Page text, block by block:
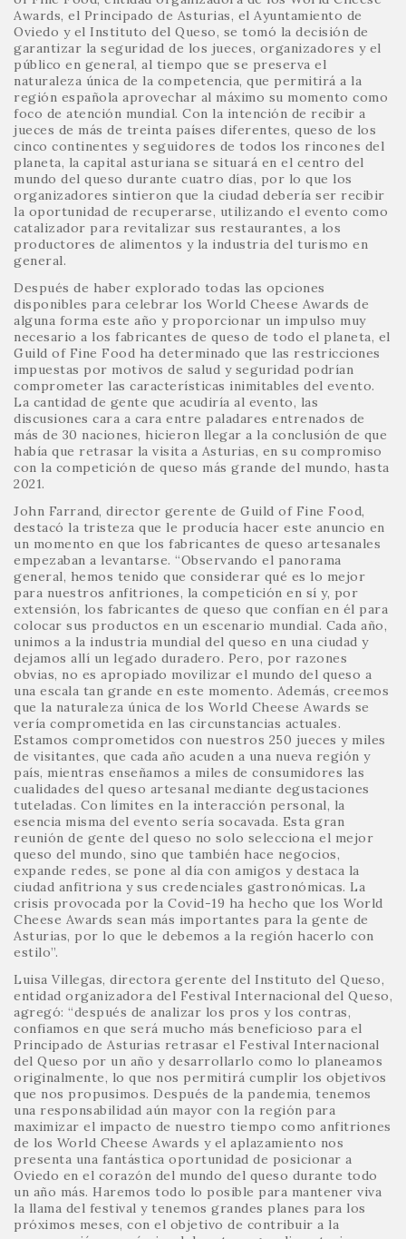
Awards, el Principado de Asturias, el Ayuntamiento de
Oviedo y el Instituto del Queso, se tomó la decisión de
garantizar la seguridad de los jueces, organizadores y el
público en general, al tiempo que se preserva el
naturaleza única de la competencia, que permitirá a la
región española aprovechar al máximo su momento como
foco de atención mundial. Con la intención de recibir a
jueces de más de treinta países diferentes, queso de los
cinco continentes y seguidores de todos los rincones del
planeta, la capital asturiana se situará en el centro del
mundo del queso durante cuatro días, por lo que los
organizadores sintieron que la ciudad debería ser recibir
la oportunidad de recuperarse, utilizando el evento como
catalizador para revitalizar sus restaurantes, a los
productores de alimentos y la industria del turismo en
general.
Después de haber explorado todas las opciones
disponibles para celebrar los World Cheese Awards de
alguna forma este año y proporcionar un impulso muy
necesario a los fabricantes de queso de todo el planeta, el
Guild of Fine Food ha determinado que las restricciones
impuestas por motivos de salud y seguridad podrían
comprometer las características inimitables del evento.
La cantidad de gente que acudiría al evento, las
discusiones cara a cara entre paladares entrenados de
más de 30 naciones, hicieron llegar a la conclusión de que
había que retrasar la visita a Asturias, en su compromiso
con la competición de queso más grande del mundo, hasta
2021.
John Farrand, director gerente de Guild of Fine Food,
destacó la tristeza que le producía hacer este anuncio en
un momento en que los fabricantes de queso artesanales
empezaban a levantarse. “Observando el panorama
general, hemos tenido que considerar qué es lo mejor
para nuestros anfitriones, la competición en sí y, por
extensión, los fabricantes de queso que confían en él para
colocar sus productos en un escenario mundial. Cada año,
unimos a la industria mundial del queso en una ciudad y
dejamos allí un legado duradero. Pero, por razones
obvias, no es apropiado movilizar el mundo del queso a
una escala tan grande en este momento. Además, creemos
que la naturaleza única de los World Cheese Awards se
vería comprometida en las circunstancias actuales.
Estamos comprometidos con nuestros 250 jueces y miles
de visitantes, que cada año acuden a una nueva región y
país, mientras enseñamos a miles de consumidores las
cualidades del queso artesanal mediante degustaciones
tuteladas. Con límites en la interacción personal, la
esencia misma del evento sería socavada. Esta gran
reunión de gente del queso no solo selecciona el mejor
queso del mundo, sino que también hace negocios,
expande redes, se pone al día con amigos y destaca la
ciudad anfitriona y sus credenciales gastronómicas. La
crisis provocada por la Covid-19 ha hecho que los World
Cheese Awards sean más importantes para la gente de
Asturias, por lo que le debemos a la región hacerlo con
estilo”.
Luisa Villegas, directora gerente del Instituto del Queso,
entidad organizadora del Festival Internacional del Queso,
agregó: “después de analizar los pros y los contras,
confiamos en que será mucho más beneficioso para el
Principado de Asturias retrasar el Festival Internacional
del Queso por un año y desarrollarlo como lo planeamos
originalmente, lo que nos permitirá cumplir los objetivos
que nos propusimos. Después de la pandemia, tenemos
una responsabilidad aún mayor con la región para
maximizar el impacto de nuestro tiempo como anfitriones
de los World Cheese Awards y el aplazamiento nos
presenta una fantástica oportunidad de posicionar a
Oviedo en el corazón del mundo del queso durante todo
un año más. Haremos todo lo posible para mantener viva
la llama del festival y tenemos grandes planes para los
próximos meses, con el objetivo de contribuir a la